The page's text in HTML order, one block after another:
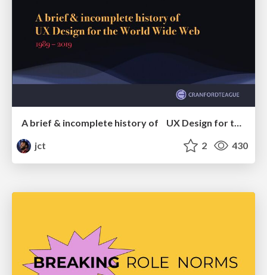
A brief & incomplete history of UX Design for the World Wide Web: 1989–2019
jct
2 430